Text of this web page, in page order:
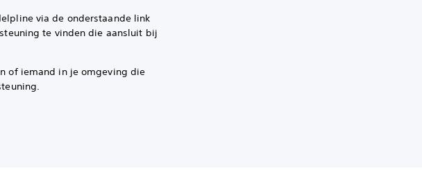
via de onderstaande link
te vinden die aansluit bij
of iemand in je omgeving die